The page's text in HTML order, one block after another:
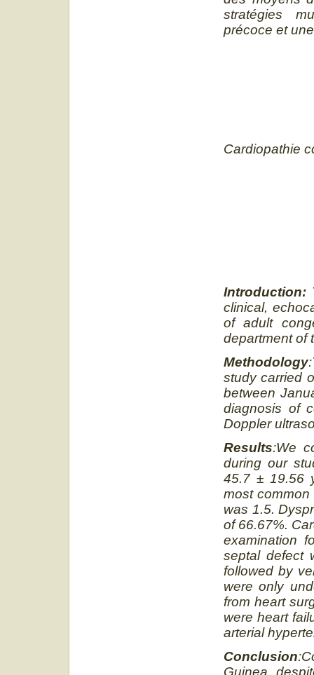
stratégies
précoce et
Cardiopathie
Introduction:
clinical,
of adult
department of
Methodology
study carried
between
diagnosis of
Doppler
Results:We
during our
45.7 ± 19.56
most
was 1.5.
of 66.67%.
examination
septal defect
followed by
were only
from heart
were heart
arterial
Conclusion
Guinea,